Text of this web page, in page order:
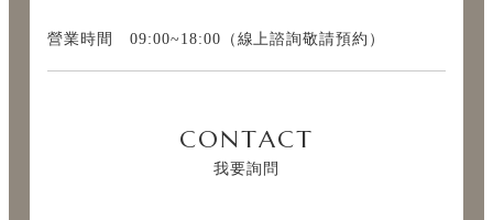
營業時間 09:00~18:00（線上諮詢敬請預約）
CONTACT
我要詢問